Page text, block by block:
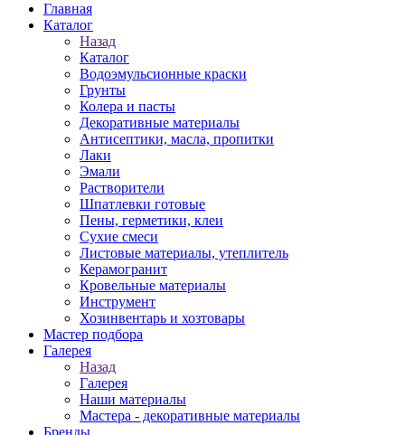
Главная
Каталог
Назад
Каталог
Водоэмульсионные краски
Грунты
Колера и пасты
Декоративные материалы
Антисептики, масла, пропитки
Лаки
Эмали
Растворители
Шпатлевки готовые
Пены, герметики, клеи
Сухие смеси
Листовые материалы, утеплитель
Керамогранит
Кровельные материалы
Инструмент
Хозинвентарь и хозтовары
Мастер подбора
Галерея
Назад
Галерея
Наши материалы
Мастера - декоративные материалы
Бренды